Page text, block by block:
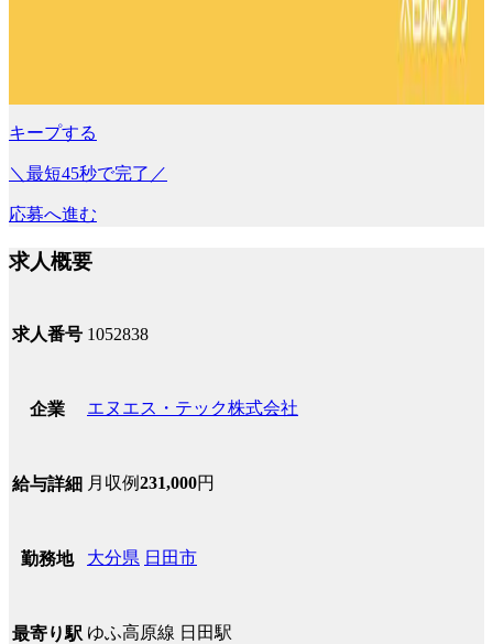
キープする
＼最短45秒で完了／
応募へ進む
求人概要
求人番号 1052838
企業 エヌエス・テック株式会社
給与詳細 月収例231,000円
勤務地 大分県 日田市
最寄り駅 ゆふ高原線 日田駅